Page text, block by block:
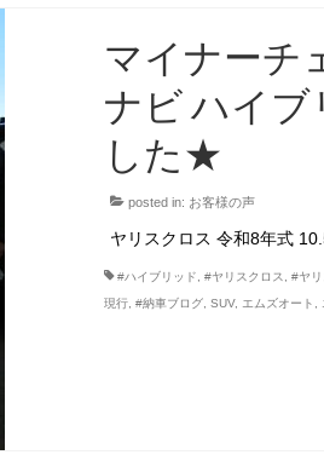
マイナーチ
ナビ ハイブ
した★
posted in: お客様の声
ヤリスクロス 令和8年式
#ハイブリッド ,#ヤリスクロス ,#ヤ
現行 ,#納車ブログ ,SUV, エムズオート